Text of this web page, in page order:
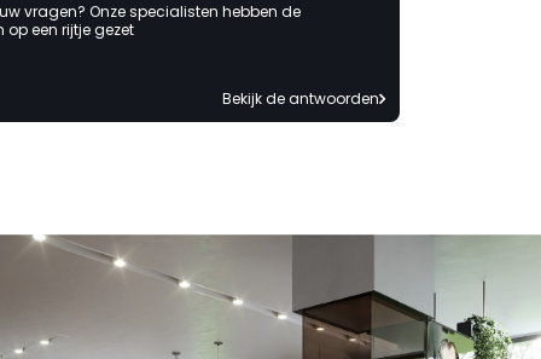
vragen? Onze specialisten hebben de
een rijtje gezet
Bekijk de antwoorden